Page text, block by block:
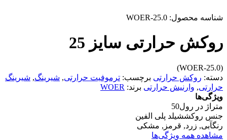
شناسه محصول: WOER-25.0
روکش حرارتی سایز 25
(WOER-25.0)
دسته: روکش حرارتی برچسب: ترموفیت حرارتی, شیرینگ, شیرینگ
حرارتی, وارنیش حرارتی برند: WOER
ویژگی‌ها
متراژ در رول50
جنس روکششیلد پلی الفین
رنگآبی, زرد, قرمز, مشکی
مشاهده همه ویژگی‌ها